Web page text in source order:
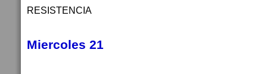
RESISTENCIA
Miercoles 21